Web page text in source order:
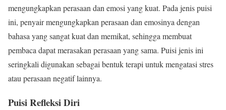
mengungkapkan perasaan dan emosi yang kuat. Pada jenis puisi
ini, penyair mengungkapkan perasaan dan emosinya dengan
bahasa yang sangat kuat dan memikat, sehingga membuat
pembaca dapat merasakan perasaan yang sama. Puisi jenis ini
seringkali digunakan sebagai bentuk terapi untuk mengatasi stres
atau perasaan negatif lainnya.
Puisi Refleksi Diri